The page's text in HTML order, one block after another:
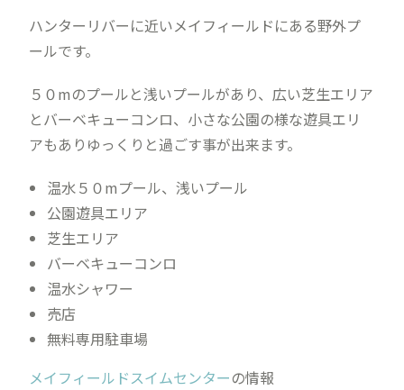
ハンターリバーに近いメイフィールドにある野外プ
ールです。
５０mのプールと浅いプールがあり、広い芝生エリア
とバーベキューコンロ、小さな公園の様な遊具エリ
アもありゆっくりと過ごす事が出来ます。
温水５０mプール、浅いプール
公園遊具エリア
芝生エリア
バーベキューコンロ
温水シャワー
売店
無料専用駐車場
メイフィールドスイムセンターの情報